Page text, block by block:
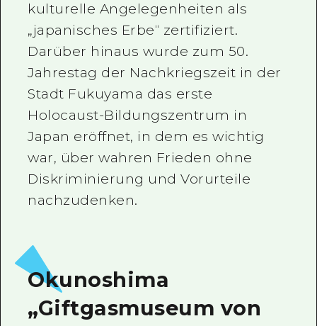
kulturelle Angelegenheiten als
„japanisches Erbe“ zertifiziert.
Darüber hinaus wurde zum 50.
Jahrestag der Nachkriegszeit in der
Stadt Fukuyama das erste
Holocaust-Bildungszentrum in
Japan eröffnet, in dem es wichtig
war, über wahren Frieden ohne
Diskriminierung und Vorurteile
nachzudenken.
Okunoshima
„Giftgasmuseum von